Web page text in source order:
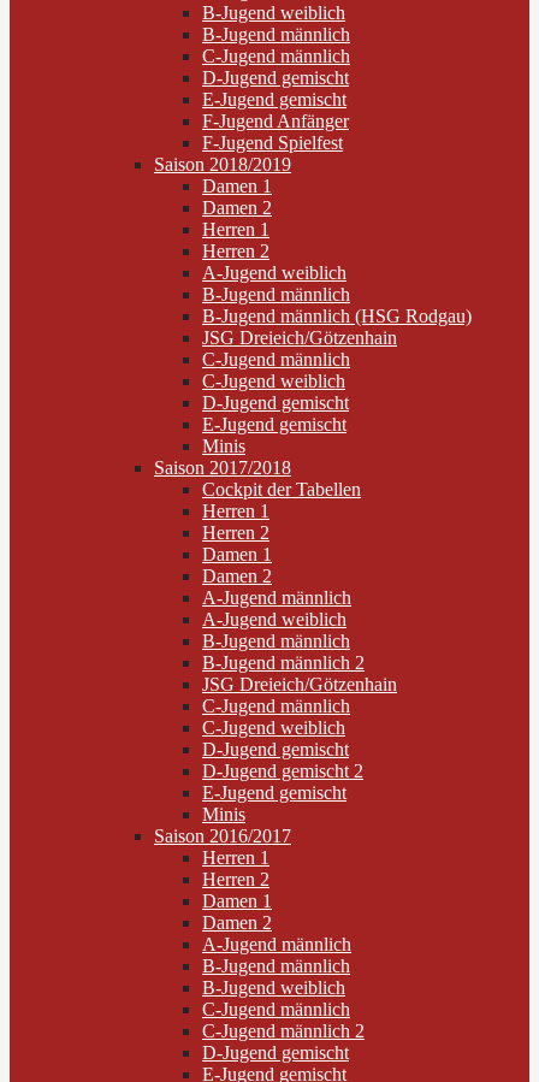
B-Jugend weiblich
B-Jugend männlich
C-Jugend männlich
D-Jugend gemischt
E-Jugend gemischt
F-Jugend Anfänger
F-Jugend Spielfest
Saison 2018/2019
Damen 1
Damen 2
Herren 1
Herren 2
A-Jugend weiblich
B-Jugend männlich
B-Jugend männlich (HSG Rodgau)
JSG Dreieich/Götzenhain
C-Jugend männlich
C-Jugend weiblich
D-Jugend gemischt
E-Jugend gemischt
Minis
Saison 2017/2018
Cockpit der Tabellen
Herren 1
Herren 2
Damen 1
Damen 2
A-Jugend männlich
A-Jugend weiblich
B-Jugend männlich
B-Jugend männlich 2
JSG Dreieich/Götzenhain
C-Jugend männlich
C-Jugend weiblich
D-Jugend gemischt
D-Jugend gemischt 2
E-Jugend gemischt
Minis
Saison 2016/2017
Herren 1
Herren 2
Damen 1
Damen 2
A-Jugend männlich
B-Jugend männlich
B-Jugend weiblich
C-Jugend männlich
C-Jugend männlich 2
D-Jugend gemischt
E-Jugend gemischt